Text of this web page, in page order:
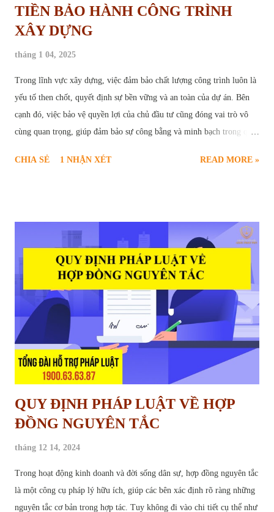
TIỀN BẢO HÀNH CÔNG TRÌNH
XÂY DỰNG
tháng 1 04, 2025
Trong lĩnh vực xây dựng, việc đảm bảo chất lượng công trình luôn là
yếu tố then chốt, quyết định sự bền vững và an toàn của dự án. Bên
cạnh đó, việc bảo vệ quyền lợi của chủ đầu tư cũng đóng vai trò vô
cùng quan trọng, giúp đảm bảo sự công bằng và minh bạch trong quá
thành một điều khoản phổ biến, được quy định rõ ràng trong các hợp
và toàn diện về quy định giữ lại tiền bảo hành công trình xây dựng.
Khi nào được giữ tiền bảo hành nhà ở của nhà thầu Mục Đích Giữ Lại
Tiền Bảo Hành Công Trình Tiền bảo hành công trình, về bản chất, là
sau khi công trình hoàn thành. Khoản tiền này đóng vai trò như một
"cam kết" từ phía nhà t...
CHIA SẺ 1 NHẬN XÉT READ MORE »
QUY ĐỊNH PHÁP LUẬT VỀ HỢP
ĐỒNG NGUYÊN TẮC
tháng 12 14, 2024
Trong hoạt động kinh doanh và đời sống dân sự, hợp đồng nguyên tắc
là một công cụ pháp lý hữu ích, giúp các bên xác định rõ ràng những
nguyên tắc cơ bản trong hợp tác. Tuy không đi vào chi tiết cụ thể như